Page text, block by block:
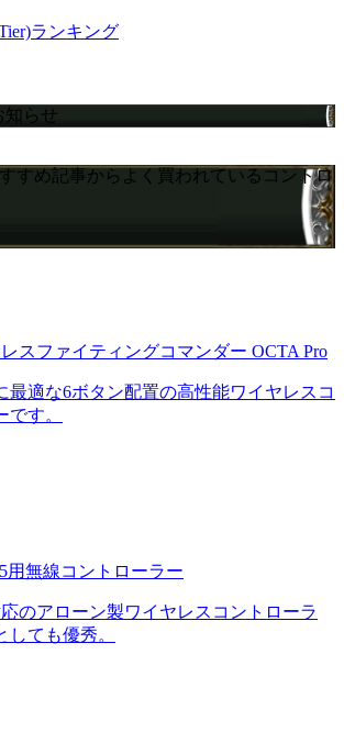
ランキング
知らせ
すめ記事からよく買われているコントロ
スファイティングコマンダー OCTA Pro
最適な6ボタン配置の高性能ワイヤレスコ
です。
用無線コントローラー
のアローン製ワイヤレスコントローラ
しても優秀。